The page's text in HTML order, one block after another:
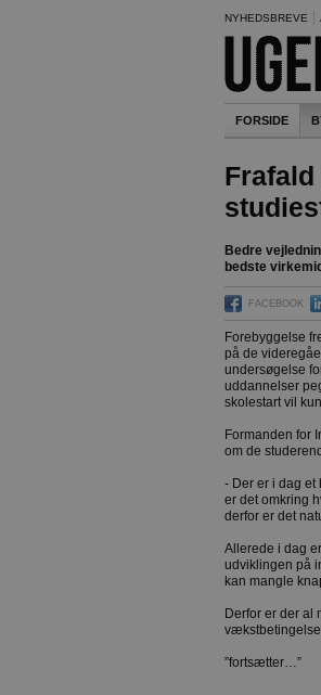
NYHEDSBREVE
FORSIDE
Bedre
bedste
FACEBOOK
Forebyggelse
på de
undersøgelse
uddannelser
skolestart vil
Formanden for
om de
- Der er i dag et
er det omkring
derfor er det
Allerede i dag
udviklingen på
kan mangle
Derfor er der al
”fortsætter…”